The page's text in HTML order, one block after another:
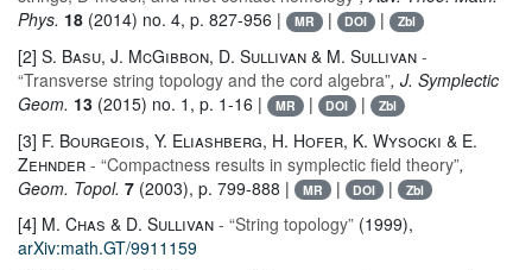
Phys. 18 (2014) no. 4, p. 827-956 | MR | DOI | Zbl
[2] S. Basu, J. McGibbon, D. Sullivan & M. Sullivan -
“Transverse string topology and the cord algebra”, J. Symplectic
Geom. 13 (2015) no. 1, p. 1-16 | MR | DOI | Zbl
[3] F. Bourgeois, Y. Eliashberg, H. Hofer, K. Wysocki & E.
Zehnder - “Compactness results in symplectic field theory”,
Geom. Topol. 7 (2003), p. 799-888 | MR | DOI | Zbl
[4] M. Chas & D. Sullivan - “String topology” (1999),
arXiv:math.GT/9911159